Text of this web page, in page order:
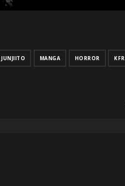
JUNJIITO MANGA HORROR KFR